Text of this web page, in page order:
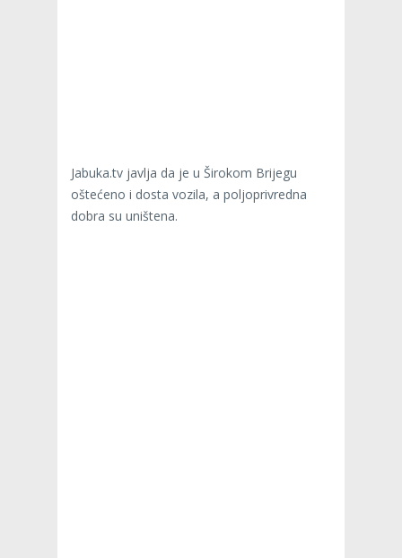
Jabuka.tv javlja da je u Širokom Brijegu
oštećeno i dosta vozila, a poljoprivredna
dobra su uništena.